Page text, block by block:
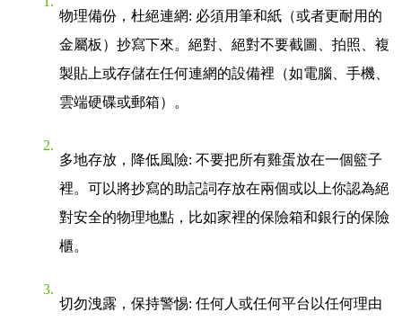
物理備份，杜絕連網: 必須用筆和紙（或者更耐用的
金屬板）抄寫下來。絕對、絕對不要截圖、拍照、複
製貼上或存儲在任何連網的設備裡（如電腦、手機、
雲端硬碟或郵箱）。
多地存放，降低風險: 不要把所有雞蛋放在一個籃子
裡。可以將抄寫的助記詞存放在兩個或以上你認為絕
對安全的物理地點，比如家裡的保險箱和銀行的保險
櫃。
切勿洩露，保持警惕: 任何人或任何平台以任何理由